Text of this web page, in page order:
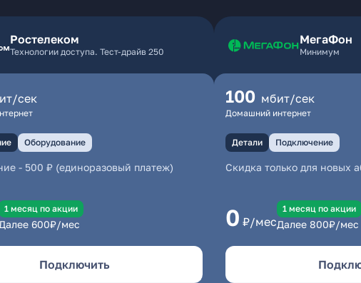
Ростелеком
Технологии доступа. Тест-драйв 250
сек
Оборудование
- 500 ₽ (единоразовый платеж)
1 месяц по акции
Далее 600₽/мес
Подключить
МегаФон
Минимум
100 мбит/сек
Домашний интернет
Детали Подключение
Скидка только для новых
0 ₽/мес
1 месяц по акции
Далее 800₽/мес